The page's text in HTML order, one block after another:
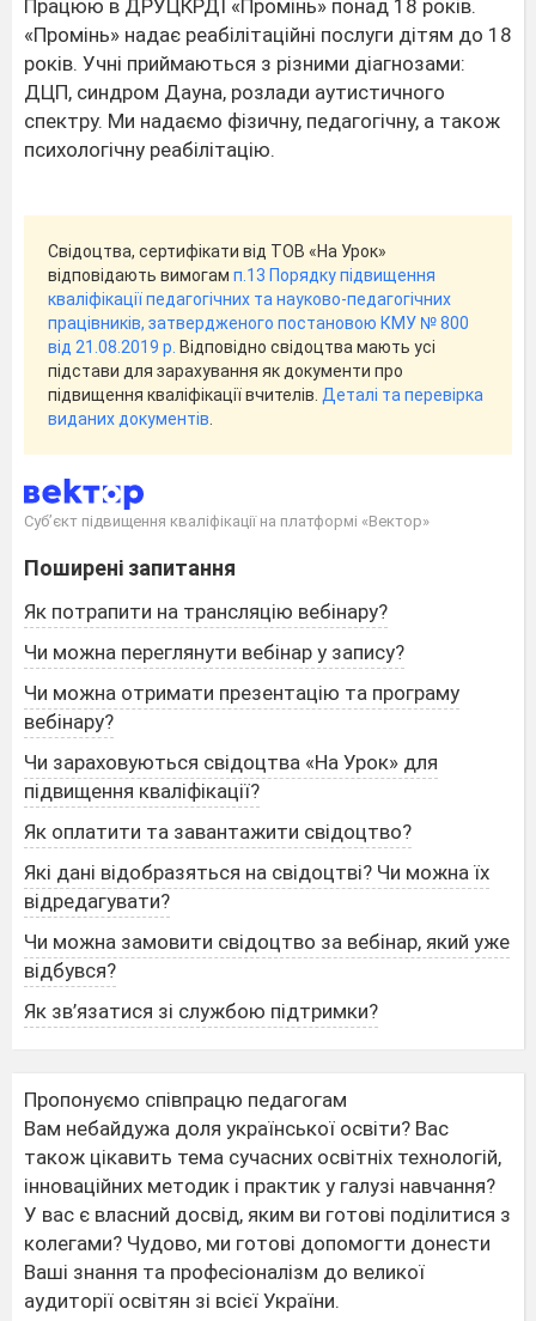
Працюю в ДРУЦКРДІ «Промінь» понад 18 років.
«Промінь» надає реабілітаційні послуги дітям до 18
років. Учні приймаються з різними діагнозами:
ДЦП, синдром Дауна, розлади аутистичного
спектру. Ми надаємо фізичну, педагогічну, а також
психологічну реабілітацію.
Свідоцтва, сертифікати від ТОВ «На Урок»
відповідають вимогам п.13 Порядку підвищення
кваліфікації педагогічних та науково-педагогічних
працівників, затвердженого постановою КМУ № 800
від 21.08.2019 р. Відповідно свідоцтва мають усі
підстави для зарахування як документи про
підвищення кваліфікації вчителів. Деталі та перевірка
виданих документів
Суб’єкт підвищення кваліфікації на платформі «Вектор»
Поширені запитання
Як потрапити на трансляцію вебінару?
Чи можна переглянути вебінар у запису?
Чи можна отримати презентацію та програму
вебінару?
Чи зараховуються свідоцтва «На Урок» для
підвищення кваліфікації?
Як оплатити та завантажити свідоцтво?
Які дані відобразяться на свідоцтві? Чи можна їх
відредагувати?
Чи можна замовити свідоцтво за вебінар, який уже
відбувся?
Як зв’язатися зі службою підтримки?
Пропонуємо співпрацю педагогам
Вам небайдужа доля української освіти? Вас
також цікавить тема сучасних освітніх технологій,
інноваційних методик і практик у галузі навчання?
У вас є власний досвід, яким ви готові поділитися з
колегами? Чудово, ми готові допомогти донести
Ваші знання та професіоналізм до великої
аудиторії освітян зі всієї України.